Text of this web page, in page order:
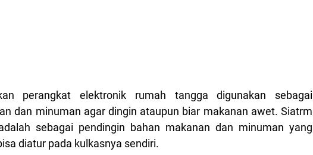
perangkat elektronik rumah tangga digunakan sebagai
dan minuman agar dingin ataupun biar makanan awet. Siatrm
sebagai pendingin bahan makanan dan minuman yang
diatur pada kulkasnya sendiri.